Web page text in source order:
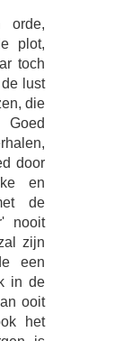
orde,
plot,
toch
lust
die
door
en
de
nooit
zijn
een
in de
ooit
het